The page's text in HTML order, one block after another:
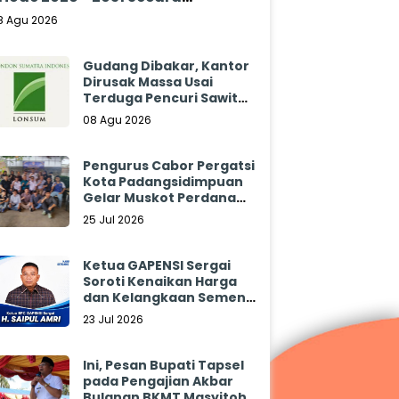
Agu 2026
Gudang Dibakar, Kantor
Dirusak Massa Usai
Terduga Pencuri Sawit
Tewas: Manajemen
Sibulan Estate Bungkam
08 Agu 2026
Pengurus Cabor Pergatsi
Kota Padangsidimpuan
Gelar Muskot Perdana
2026 - 2030
25 Jul 2026
Ketua GAPENSI Sergai
Soroti Kenaikan Harga
dan Kelangkaan Semen,
Minta Pemerintah
23 Jul 2026
Ini, Pesan Bupati Tapsel
pada Pengajian Akbar